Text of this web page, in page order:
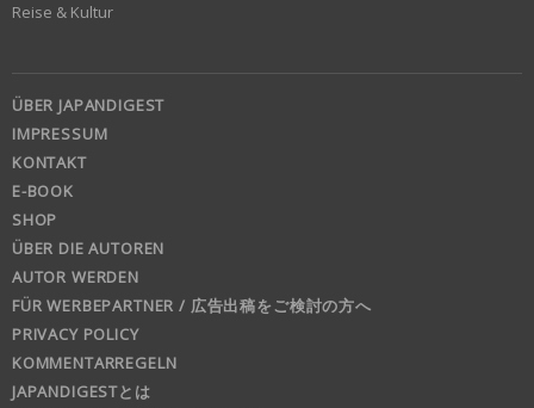
Reise & Kultur
ÜBER JAPANDIGEST
IMPRESSUM
KONTAKT
E-BOOK
SHOP
ÜBER DIE AUTOREN
AUTOR WERDEN
FÜR WERBEPARTNER / 広告出稿をご検討の方へ
PRIVACY POLICY
KOMMENTARREGELN
JAPANDIGESTとは